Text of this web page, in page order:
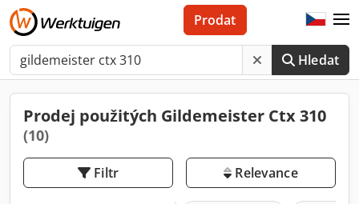
Hledat
Prodat
Prodej použitých Gildemeister Ctx 310
(10)
Filtr Relevance